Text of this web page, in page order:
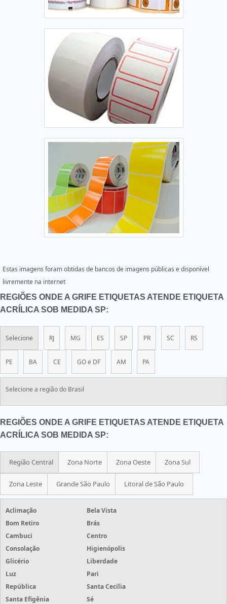
Estas imagens foram obtidas de bancos de imagens públicas e disponível
livremente na internet
REGIÕES ONDE A GRIFE ETIQUETAS ATENDE ETIQUETA
ACRÍLICA SOB MEDIDA SP:
Selecione RJ MG ES SP PR SC RS
PE BA CE GO e DF AM PA
Selecione a região do Brasil
REGIÕES ONDE A GRIFE ETIQUETAS ATENDE ETIQUETA
ACRÍLICA SOB MEDIDA SP:
Região Central Zona Norte Zona Oeste Zona Sul
Zona Leste Grande São Paulo Litoral de São Paulo
Aclimação
Bela Vista
Bom Retiro
Brás
Cambuci
Centro
Consolação
Higienópolis
Glicério
Liberdade
Luz
Pari
República
Santa Cecília
Santa Efigênia
Sé